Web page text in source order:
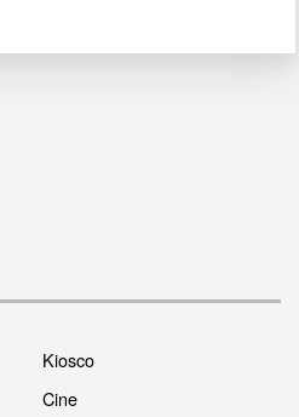
Kiosco
Cine